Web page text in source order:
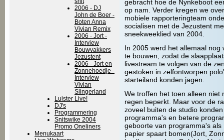
2006 - DJ
John de Boer -
Boten Anna
Vivian Remix
2006 - Jort -
Interview
Bouwvakkers
Jezustent
2006 - Jort en
Zonnehoedje -
Interview
Vivian
Slingerland
Luister Live!
DJ's
Programmering
Snitswike 2004
Promo Oneliners
Menukaart
gebracht hoe de Nynkeboot
op nam. Verder kregen we
mobiele rapporteringteam
socialisen met de Jezustent
sneekweeklied van 2004.
In 2005 werd het allemaal
te bouwen, zodat de
livestream te volgen van de
gestoken in zelfontworpen
starteiland konden jagen.
We troffen het toen alleen niet
regen beperkt. Maar voor de
zoveel buiten de studio
programma's en betere
geboorte van programma's
papier spaart bomen(Jort,